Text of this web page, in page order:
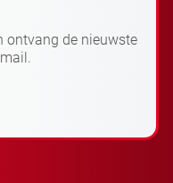
ontvang de nieuwste